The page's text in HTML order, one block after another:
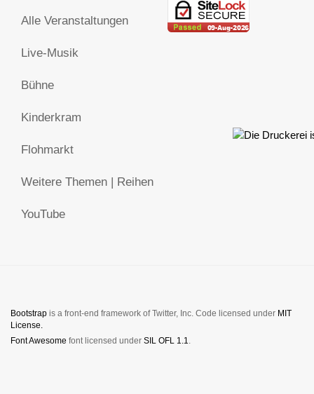
Alle Veranstaltungen
Live-Musik
Bühne
Kinderkram
Flohmarkt
Weitere Themen | Reihen
YouTube
Bootstrap is a front-end framework of Twitter, Inc. Code licensed under MIT
License.
Font Awesome font licensed under SIL OFL 1.1.